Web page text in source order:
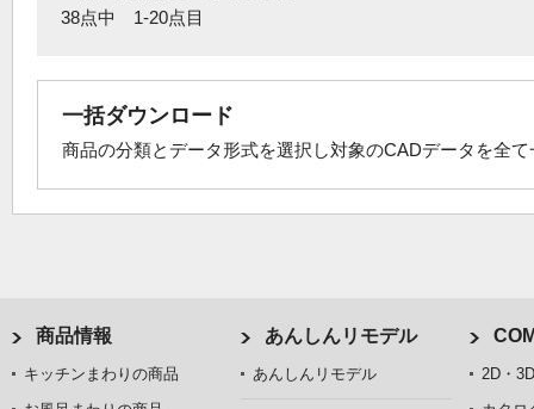
38点中 1-20点目
一括ダウンロード
商品の分類とデータ形式を選択し対象のCADデータを全
商品情報
キッチンまわりの商品
あんしんリモデル
あんしんリモデル
2D・